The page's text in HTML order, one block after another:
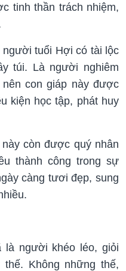
tinh thần trách nhiệm,
tuổi Hợi có tài lộc
túi. Là người nghiêm
con giáp này được
kiện học tập, phát huy
còn được quý nhân
thành công trong sự
càng tươi đẹp, sung
là người khéo léo, giỏi
Không những thế,